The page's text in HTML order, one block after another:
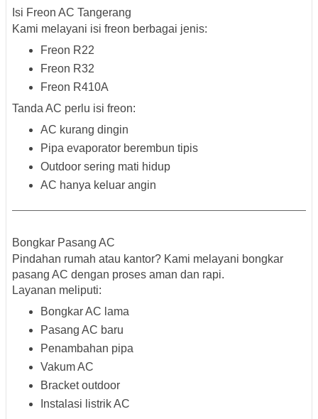
Isi Freon AC Tangerang
Kami melayani isi freon berbagai jenis:
Freon R22
Freon R32
Freon R410A
Tanda AC perlu isi freon:
AC kurang dingin
Pipa evaporator berembun tipis
Outdoor sering mati hidup
AC hanya keluar angin
Bongkar Pasang AC
Pindahan rumah atau kantor? Kami melayani bongkar
pasang AC dengan proses aman dan rapi.
Layanan meliputi:
Bongkar AC lama
Pasang AC baru
Penambahan pipa
Vakum AC
Bracket outdoor
Instalasi listrik AC